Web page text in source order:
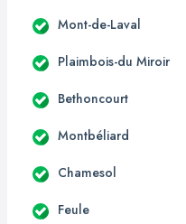
Mont-de-Laval
Plaimbois-du Miroir
Bethoncourt
Montbéliard
Chamesol
Feule